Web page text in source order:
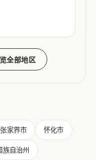
全部地区
张家界市 怀化市
族自治州